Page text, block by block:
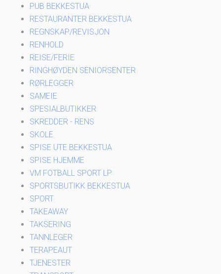
PUB BEKKESTUA
RESTAURANTER BEKKESTUA
REGNSKAP/REVISJON
RENHOLD
REISE/FERIE
RINGHØYDEN SENIORSENTER
RØRLEGGER
SAMEIE
SPESIALBUTIKKER
SKREDDER - RENS
SKOLE
SPISE UTE BEKKESTUA
SPISE HJEMME
VM FOTBALL SPORT LP
SPORTSBUTIKK BEKKESTUA
SPORT
TAKEAWAY
TAKSERING
TANNLEGER
TERAPEAUT
TJENESTER